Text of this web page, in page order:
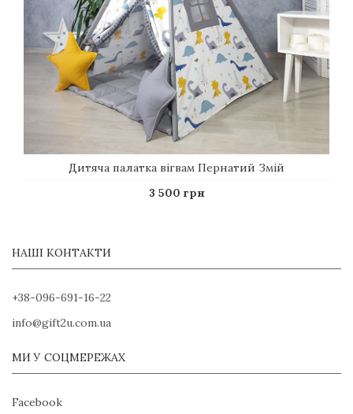
Дитяча палатка вігвам Пернатий Змій
3 500 грн
НАШІ КОНТАКТИ
+38-096-691-16-22
info@gift2u.com.ua
МИ У СОЦМЕРЕЖАХ
Facebook